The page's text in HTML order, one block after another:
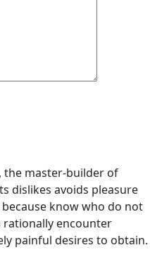
master-builder of
dislikes avoids pleasure
know who do not
encounter
painful desires to obtain.